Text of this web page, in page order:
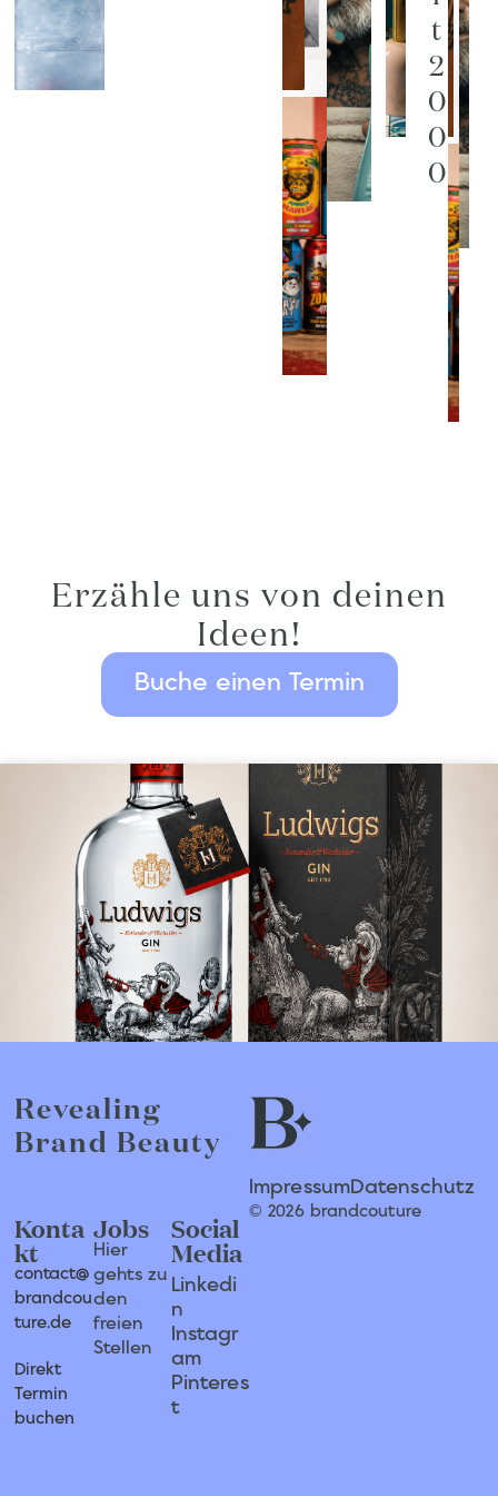
t
2
0
0
0
Erzähle uns von deinen
Ideen!
Buche einen Termin
ImpressumDatenschutz
© 2026 brandcouture
Revealing
Brand Beauty
Konta
kt
contact@
brandcou
ture.de
Direkt
Termin
buchen
Jobs
Hier
gehts zu
den
freien
Stellen
Social
Media
Linkedi
n
Instagr
am
Pinteres
t